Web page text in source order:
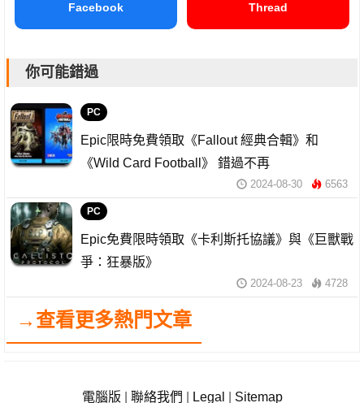
Facebook Thread
你可能錯過
PC
Epic限時免費領取《Fallout 經典合輯》和
《Wild Card Football》 錯過不再
2024-08-30 6563
PC
Epic免費限時領取《卡利斯托協議》與《巨獸戰
爭：狂暴版》
2024-08-23 4728
→查看更多熱門文章
電腦版 聯絡我們 Legal Sitemap